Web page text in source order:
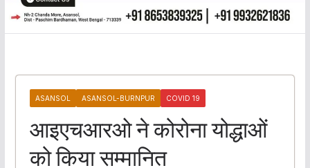
ASANSOL ASANSOL-BURNPUR COVID 19
आइएचआरओ ने कोरोना योद्धाओं
को किया सम्मानित